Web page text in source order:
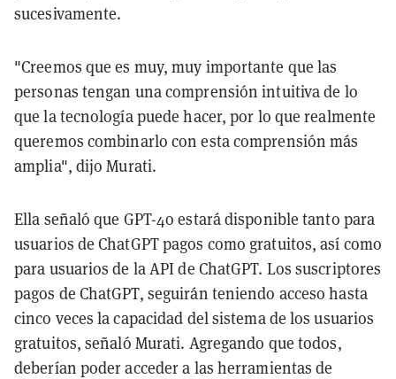
sucesivamente.
"Creemos que es muy, muy importante que las
personas tengan una comprensión intuitiva de lo
que la tecnología puede hacer, por lo que realmente
queremos combinarlo con esta comprensión más
amplia", dijo Murati.
Ella señaló que GPT-4o estará disponible tanto para
usuarios de ChatGPT pagos como gratuitos, así como
para usuarios de la API de ChatGPT. Los suscriptores
pagos de ChatGPT, seguirán teniendo acceso hasta
cinco veces la capacidad del sistema de los usuarios
gratuitos, señaló Murati. Agregando que todos,
deberían poder acceder a las herramientas de